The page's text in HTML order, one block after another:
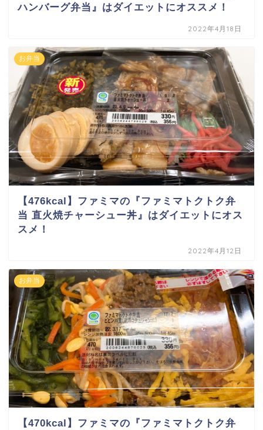
ハンバーグ弁当』はダイエットにオススメ！
2022年4月18日
お弁当
【476kcal】ファミマの『ファミマトクトク弁
当 直火焼チャーシュー丼』はダイエットにオス
スメ！
2022年4月12日
お弁当
【470kcal】ファミマの『ファミマトクトク弁